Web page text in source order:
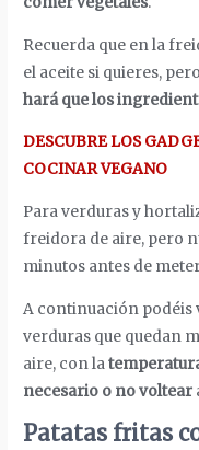
Recuerda que en la
el aceite si quieres,
hará que los
DESCUBRE LOS
COCINAR VEGANO
Para verduras y
freidora de aire, pero
minutos antes de
A continuación podéis
verduras que quedan
aire, con la
necesario o no voltear
Patatas fritas